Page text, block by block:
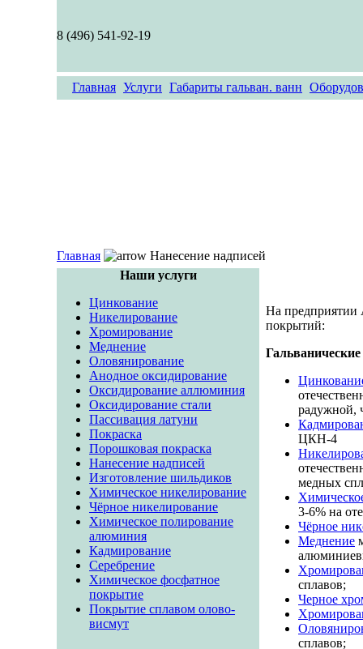
8 (496) 541-92-19
Главная Услуги Габариты гальван. ванн
Главная
Нанесение надписей
Наши услуги
Цинкование
Никелирование
Хромирование
Меднение
Оловянирование
Анодное оксидирование
Оксидирование аллюминия
Оксидирование стали
Пассивация латуни
Покраска
Порошковая покраска
Нанесение надписей
Изготовление шильдиков
Химическое никелирование
Чёрное никелирование
Химическое полирование
алюминия
Кадмирование
Серебрение
Химическое фосфатное
покрытие
Покрытие сплавом олово-
висмут
На предприятии
покрытий:
радужной,
ЦКН-4
медных
3-6% на
Чёрное
Меднение
сплавов;
Черное
сплавов;